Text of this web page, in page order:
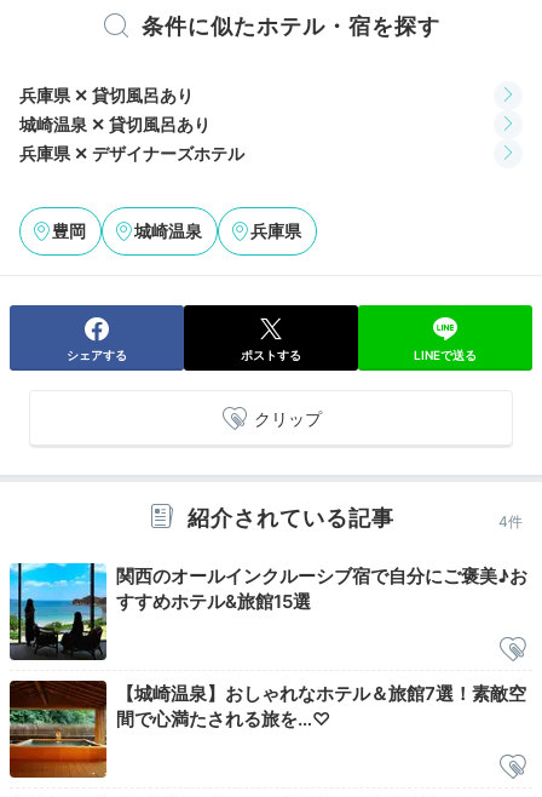
Dinner
18:00
「極楽蒸し」を堪能！
夜は蒸気で食材の旨味をぎゅっと閉じこめる「極楽蒸
し」が食べ放題！
ジで味わえます。こちらも一部の食材を除き無料。時期
によっては「但馬牛ひつまぶし」付きのプランが登場す
ることも。
条件に似たホテル・宿を探す
兵庫県 ✕ 貸切風呂あり
城崎温泉 ✕ 貸切風呂あり
兵庫県 ✕ デザイナーズホテル
豊岡 城崎温泉 兵庫県
シェアする ポストする LINEで送る
クリップ
紹介されている記事 4件
関西のオールインクルーシブ宿で自分にご褒美♪お
すすめホテル&旅館15選
【城崎温泉】おしゃれなホテル＆旅館7選！素敵空
間で心満たされる旅を…♡